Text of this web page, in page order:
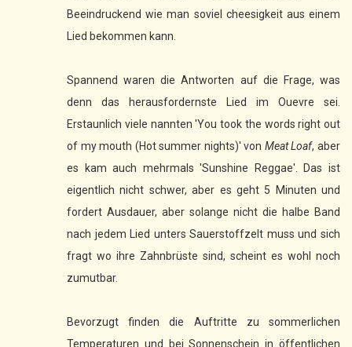
Beeindruckend wie man soviel cheesigkeit aus einem
Lied bekommen kann.
Spannend waren die Antworten auf die Frage, was
denn das herausfordernste Lied im Ouevre sei.
Erstaunlich viele nannten 'You took the words right out
of my mouth (Hot summer nights)' von Meat Loaf, aber
es kam auch mehrmals 'Sunshine Reggae'. Das ist
eigentlich nicht schwer, aber es geht 5 Minuten und
fordert Ausdauer, aber solange nicht die halbe Band
nach jedem Lied unters Sauerstoffzelt muss und sich
fragt wo ihre Zahnbrüste sind, scheint es wohl noch
zumutbar.
Bevorzugt finden die Auftritte zu sommerlichen
Temperaturen und bei Sonnenschein in öffentlichen